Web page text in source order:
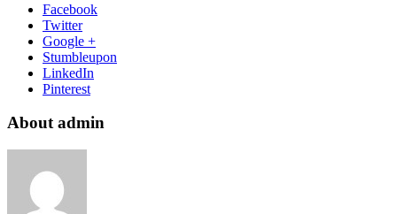
Facebook
Twitter
Google +
Stumbleupon
LinkedIn
Pinterest
About admin